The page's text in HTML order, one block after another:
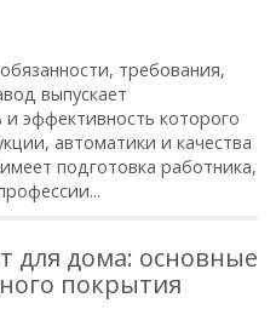
требования,
выпускает
эффективность которого
автоматики и качества
подготовка работника,
для дома: основные
покрытия